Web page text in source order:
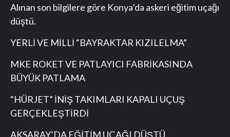
Alınan son bilgilere göre Konya’da askeri eğitim uçağı
düştü.
YERLİ VE MİLLİ “BAYRAKTAR KIZILELMA”
MKE ROKET VE PATLAYICI FABRİKASINDA
BÜYÜK PATLAMA
“HÜRJET” İNİŞ TAKIMLARI KAPALI UÇUŞ
GERÇEKLEŞTİRDİ
AKSARAY’DA EĞİTİM UÇAĞI DÜŞTÜ